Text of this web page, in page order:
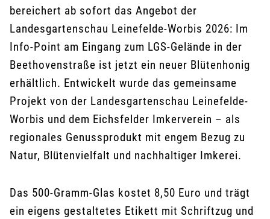
bereichert ab sofort das Angebot der
Landesgartenschau Leinefelde-Worbis 2026: Im
Info-Point am Eingang zum LGS-Gelände in der
Beethovenstraße ist jetzt ein neuer Blütenhonig
erhältlich. Entwickelt wurde das gemeinsame
Projekt von der Landesgartenschau Leinefelde-
Worbis und dem Eichsfelder Imkerverein – als
regionales Genussprodukt mit engem Bezug zu
Natur, Blütenvielfalt und nachhaltiger Imkerei.
Das 500-Gramm-Glas kostet 8,50 Euro und trägt
ein eigens gestaltetes Etikett mit Schriftzug und